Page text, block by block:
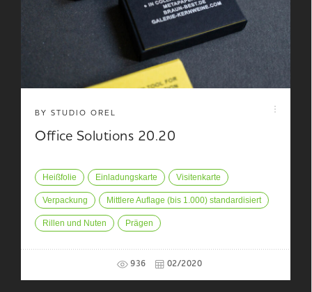
BY STUDIO OREL
Office Solutions 20.20
Heißfolie Einladungskarte Visitenkarte
Verpackung Mittlere Auflage (bis 1.000) standardisiert
Rillen und Nuten Prägen
936 02/2020